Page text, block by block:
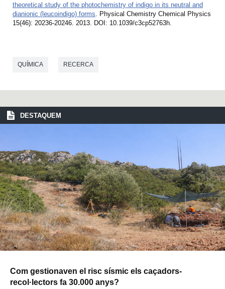
theoretical study of the photochemistry of indigo in its neutral and
dianionic (leucoindigo) forms . Physical Chemistry Chemical Physics
15(46): 20236-20246. 2013. DOI: 10.1039/c3cp52763h.
QUÍMICA RECERCA
DESTAQUEM
Com gestionaven el risc sísmic els caçadors-
recol·lectors fa 30.000 anys?